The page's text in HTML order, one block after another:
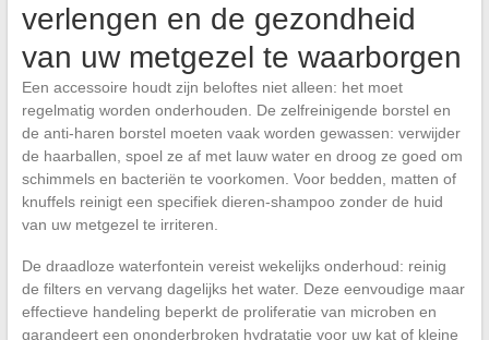
verlengen en de gezondheid
van uw metgezel te waarborgen
Een accessoire houdt zijn beloftes niet alleen: het moet
regelmatig worden onderhouden. De zelfreinigende borstel en
de anti-haren borstel moeten vaak worden gewassen: verwijder
de haarballen, spoel ze af met lauw water en droog ze goed om
schimmels en bacteriën te voorkomen. Voor bedden, matten of
knuffels reinigt een specifiek dieren-shampoo zonder de huid
van uw metgezel te irriteren.
De draadloze waterfontein vereist wekelijks onderhoud: reinig
de filters en vervang dagelijks het water. Deze eenvoudige maar
effectieve handeling beperkt de proliferatie van microben en
garandeert een ononderbroken hydratatie voor uw kat of kleine